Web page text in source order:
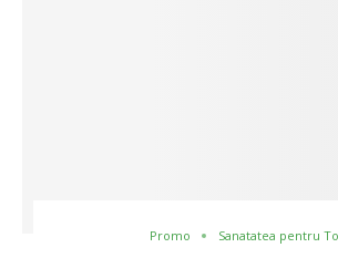
Promo Sanatatea pentru